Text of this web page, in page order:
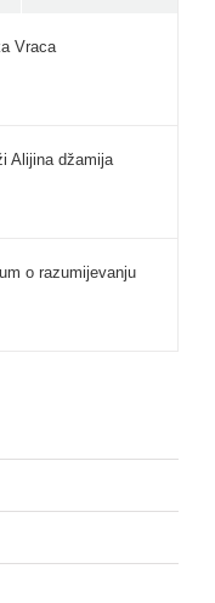
Vraca
Alijina džamija
o razumijevanju